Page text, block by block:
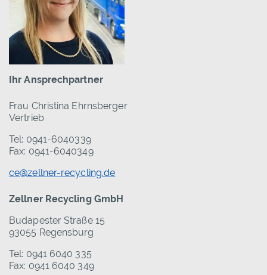
Ihr Ansprechpartner
Frau Christina Ehrnsberger
Vertrieb
Tel: 0941-6040339
Fax: 0941-6040349
ce@zellner-recycling.de
Zellner Recycling GmbH
Budapester Straße 15
93055 Regensburg
Tel: 0941 6040 335
Fax: 0941 6040 349